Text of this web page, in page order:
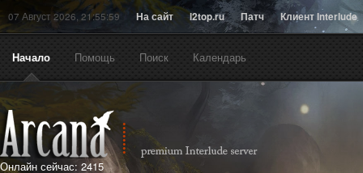
07 Август 2026, 21:55:59 На сайт l2top.ru Патч Клиент Interlude
Начало Помощь Поиск Календарь
Онлайн сейчас: 2415